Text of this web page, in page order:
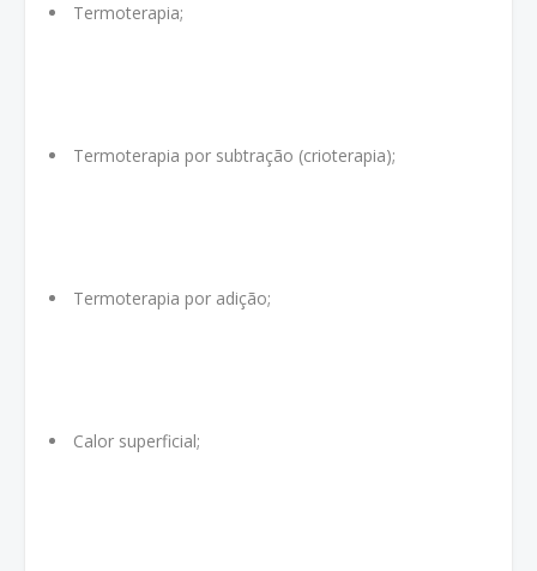
Termoterapia;
Termoterapia por subtração (crioterapia);
Termoterapia por adição;
Calor superficial;